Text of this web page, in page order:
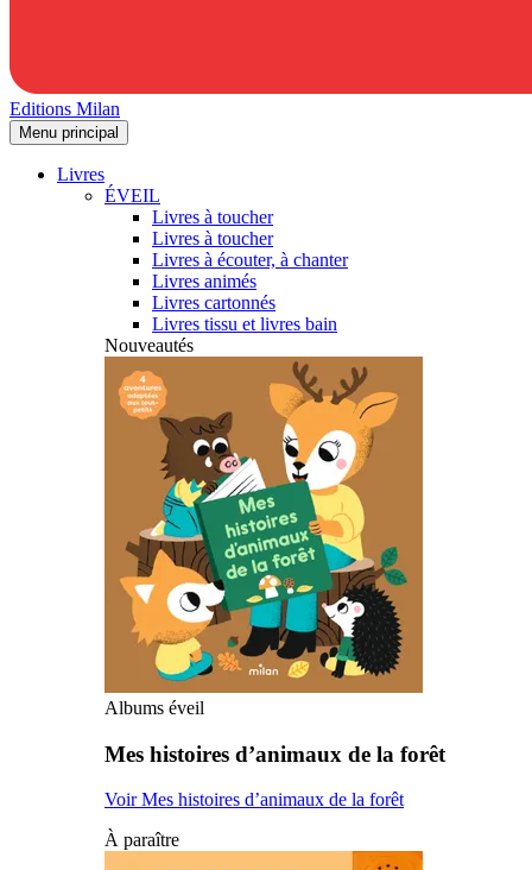
Editions Milan
Menu principal
Livres
ÉVEIL
Livres à toucher
Livres à toucher
Livres à écouter, à chanter
Livres animés
Livres cartonnés
Livres tissu et livres bain
Nouveautés
Albums éveil
Mes histoires d’animaux de la forêt
Voir Mes histoires d’animaux de la forêt
À paraître